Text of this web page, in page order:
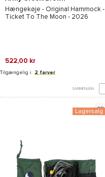
Hængekøje - Original Hammock -
Ticket To The Moon - 2026
522,00 kr
Tilgængelig i 2 farver
SAMMENLIGN
Lagersalg